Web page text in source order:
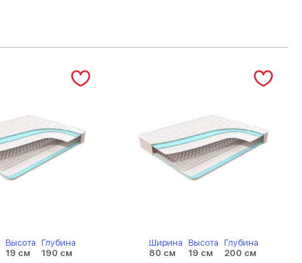
Высота
19 см
Глубина
190 см
Ширина
80 см
Высота
19 см
Глубина
200 см